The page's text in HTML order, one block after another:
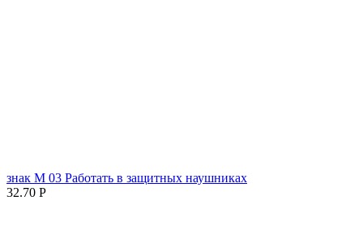
знак М 03 Работать в защитных наушниках
32.70 Р